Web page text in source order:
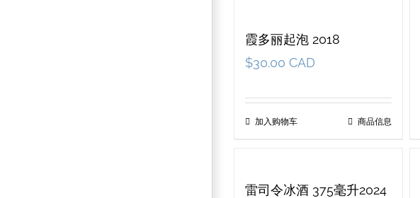
霞多丽起泡 2018
$30.00 CAD
加入购物车 商品信息
雷司令冰酒 375毫升2024